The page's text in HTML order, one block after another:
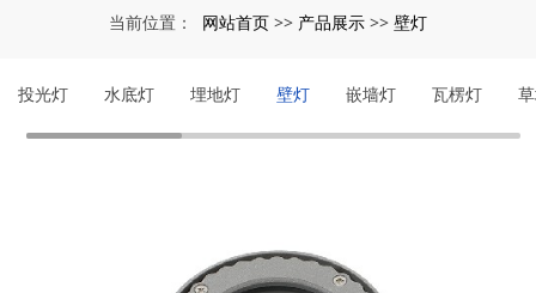
当前位置： 网站首页 >> 产品展示 >> 壁灯
投光灯 水底灯 埋地灯 壁灯 嵌墙灯 瓦楞灯